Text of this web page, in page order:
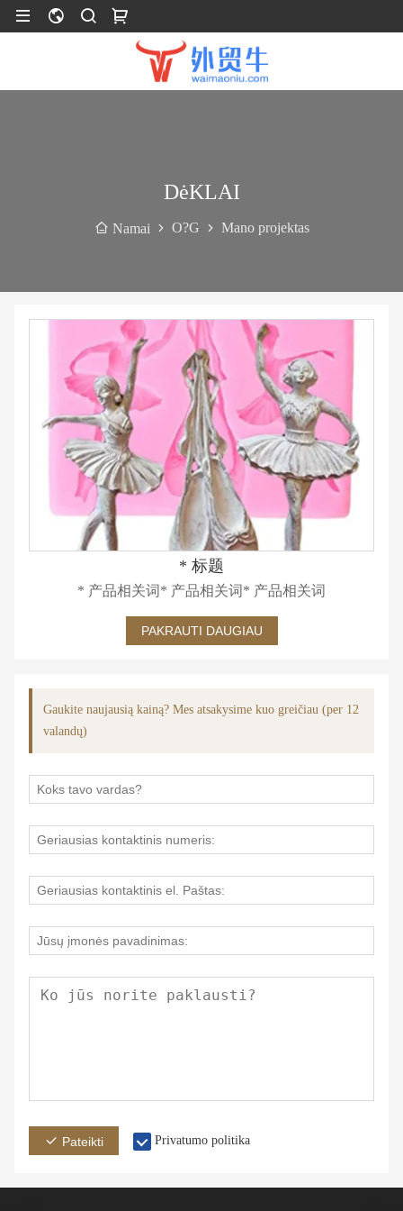
DėKLAI
Namai O?G Mano projektas
* 标题
* 产品相关词* 产品相关词* 产品相关词
PAKRAUTI DAUGIAU
Gaukite naujausią kainą? Mes atsakysime kuo greičiau (per 12
valandų)
Pateikti Privatumo politika